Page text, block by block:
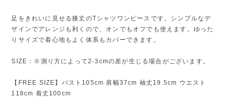
足をきれいに見せる膝丈のTシャツワンピースです。シンプルなデ
ザインでアレンジも利くので、オンでもオフでも使えます。ゆった
りサイズで着心地もよく体系もカバーできます。
SIZE：※測り方によって2-3cmの差が生じる場合がございます。
【FREE SIZE】バスト105cm 肩幅37cm 袖丈19.5cm ウエスト
118cm 着丈100cm